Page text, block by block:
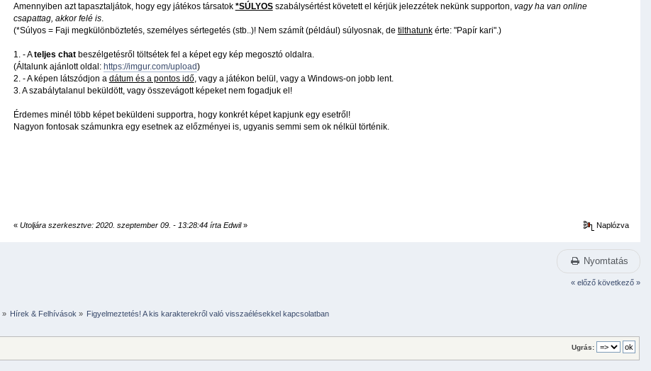
Amennyiben azt tapasztaljátok, hogy egy játékos társatok *SÚLYOSszabálysértést követett el kérjük jelezzétek nekünk supporton, vagy ha van online
csapattag, akkor felé is.
(*Súlyos = Faji megkülönböztetés, személyes sértegetés (stb..)! Nem számít (például) súlyosnak, de tilthatunkérte: "Papír kari".)
1. - Ateljes chatbeszélgetésről töltsétek fel a képet egy kép megosztó oldalra.
(Általunk ajánlott oldal: https://imgur.com/upload)
2. - A képen látszódjon a dátum és a pontos idő, vagy a játékon belül, vagy a Windows-on jobb lent.
3. A szabálytalanul beküldött, vagy összevágott képeket nem fogadjuk el!
Érdemes minél több képet beküldeni supportra, hogy konkrét képet kapjunk egy esetről!
Nagyon fontosak számunkra egy esetnek az előzményei is, ugyanis semmi sem ok nélkül történik.
« Utoljára szerkesztve: 2020. szeptember 09. - 13:28:44 írta Edwil» Naplózva
Nyomtatás
« előző következő »
» Hírek & Felhívások » Figyelmeztetés! A kis karakterekről való visszaélésekkel kapcsolatban
Ugrás: